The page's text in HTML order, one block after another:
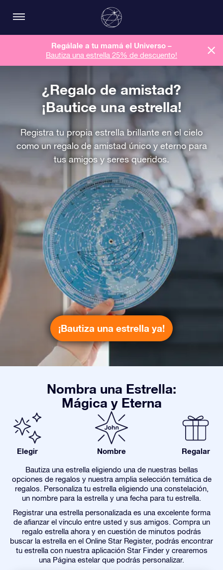
Regálale a tu mamá el Universo –
Bautiza una estrella 25% de descuento!
¿Regalo de amistad?
¡Bautice una estrella!
Registra tu propia estrella brillante en el cielo
como un regalo de amistad único y eterno para
tus amigos y seres queridos.
¡Bautiza una estrella ya!
Nombra una Estrella:
Mágica y Eterna
Elegir Nombre Regalar
Bautiza una estrella eligiendo una de nuestras bellas
opciones de regalos y nuestra amplia selección temática de
regalos. Personaliza tu estrella eligiendo una constelación,
un nombre para la estrella y una fecha para tu estrella.
Registrar una estrella personalizada es una excelente forma
de afianzar el vínculo entre usted y sus amigos. Compra un
regalo estrella ahora y en cuestión de minutos podrás
buscar la estrella en el Online Star Register, podrás encontrar
tu estrella con nuestra aplicación Star Finder y crearemos
una Página estelar que podrás personalizar.